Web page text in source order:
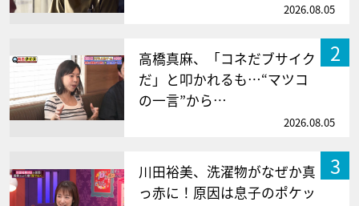
2026.08.05
2
高橋真麻、「コネだブサイク
だ」と叩かれるも…“マツコ
の一言”から…
2026.08.05
3
川田裕美、洗濯物がなぜか真
っ赤に！原因は息子のポケッ